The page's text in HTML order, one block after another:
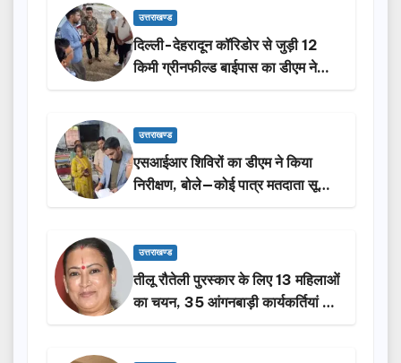
उत्तराखण्ड
दिल्ली-देहरादून कॉरिडोर से जुड़ी 12
किमी ग्रीनफील्ड बाईपास का डीएम ने
किया निरीक्षण…
उत्तराखण्ड
एसआईआर शिविरों का डीएम ने किया
निरीक्षण, बोले—कोई पात्र मतदाता सूची
से न छूटे…
उत्तराखण्ड
तीलू रौतेली पुरस्कार के लिए 13 महिलाओं
का चयन, 35 आंगनबाड़ी कार्यकर्तियां भी
होंगी सम्मानित…